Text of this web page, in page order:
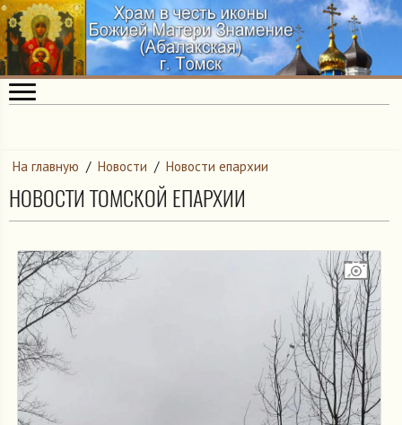
На главную / Новости / Новости епархии
НОВОСТИ ТОМСКОЙ ЕПАРХИИ